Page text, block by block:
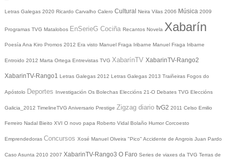
Letras Galegas 2020 Ricardo Carvalho Calero Cultural Neira Vilas 2006 Música 2009
Programas TVG Matalobos EnSerieG Cociña Recantos Novela Xabarín
Poesía Ana Kiro Promos 2012 Era visto Manuel Fraga Iribarne Manuel Fraga Iribarne
Entroido 2012 Marta Ortega Entrevistas TVG XabarínTV XabarinTV-Rango2
XabarinTV-Rango1 Letras Galegas 2012 Letras Galegas 2013 Traiñeiras Fogos do
Apóstolo Deportes Investigación Os Bolechas Eleccións 21-O Debates TVG Eleccións
Galicia_2012 TimelineTVG Aniversario Prestige Zigzag diario tvG2 2011 Celso Emilio
Ferreiro Nadal Bieito XVI O novo papa Roberto Vidal Bolaño Humor Corcoesto
Emprendedoras Concursos Xosé Manuel Olveira "Pico" Accidente de Angrois Juan Pardo
Caso Asunta 2010 2007 XabarinTV-Rango3 O Faro Series de viaxes da TVG Terras de